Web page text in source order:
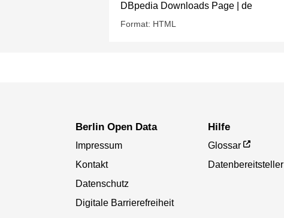
DBpedia Downloads Page | de
Format: HTML
Berlin Open Data
Impressum
Kontakt
Datenschutz
Digitale Barrierefreiheit
Hilfe
Glossar
Datenbereitsteller